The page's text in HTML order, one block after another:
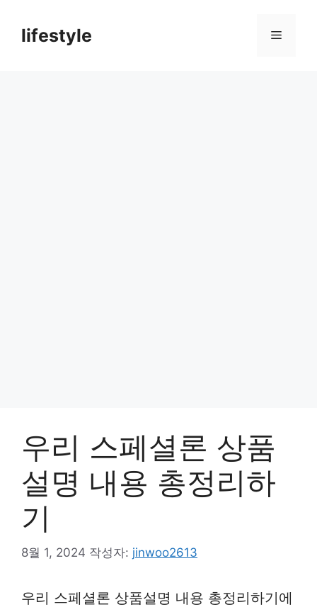
lifestyle 메
우리 스페셜론 상품
설명 내용 총정리하
기
8월 1, 2024 작성자: jinwoo2613
우리 스페셜론 상품설명 내용 총정리하기에